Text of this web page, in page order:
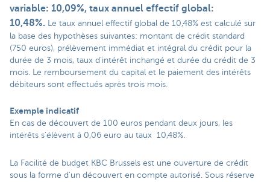
variable: 10,09%, taux annuel effectif global:
10,48%. Le taux annuel effectif global de 10,48% est calculé sur
la base des hypothèses suivantes: montant de crédit standard
(750 euros), prélèvement immédiat et intégral du crédit pour la
durée de 3 mois, taux d'intérêt inchangé et durée du crédit de 3
mois. Le remboursement du capital et le paiement des intérêts
débiteurs sont effectués après trois mois.
Exemple indicatif
En cas de découvert de 100 euros pendant deux jours, les
intérêts s'élèvent à 0,06 euro au taux 10,48%.
La Facilité de budget KBC Brussels est une ouverture de crédit
sous la forme d'un découvert en compte autorisé. Sous réserve